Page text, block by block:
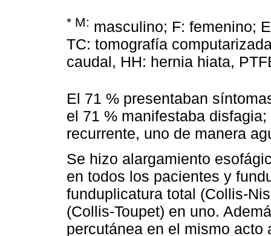
* M: masculino; F: femenino;
TC: tomografía
caudal, HH: hernia hiata,
El 71 % presentaban
el 71 % manifestaba
recurrente, uno de manera
Se hizo alargamiento
en todos los pacientes y
funduplicatura total (Collis-
(Collis-Toupet) en uno.
percutánea en el mismo